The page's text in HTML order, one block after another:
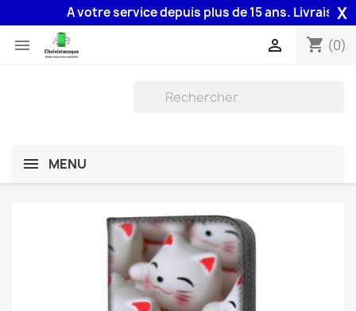
A votre service depuis plus de 15 ans. Livraison X
 shopping_cart (0)

MENU